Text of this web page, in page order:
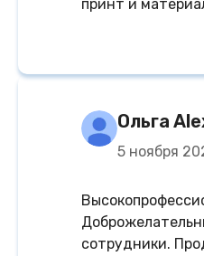
принт и
Ольга
5 ноября
сотрудники.